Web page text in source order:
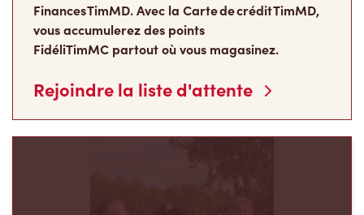
Finances TimMD. Avec la Carte de crédit TimMD,
vous accumulerez des points
FidéliTimMC partout où vous magasinez.
Rejoindre la liste d'attente